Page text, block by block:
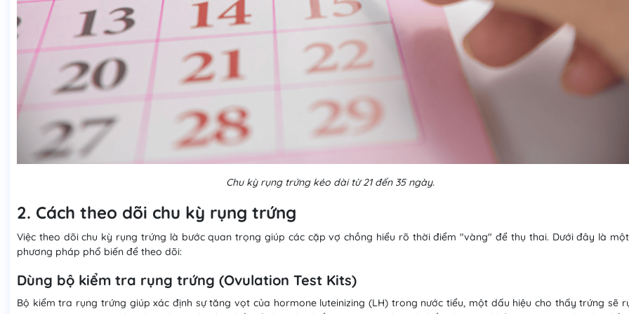
Chu kỳ rụng trứng kéo dài từ 21 đến 35 ngày.
2. Cách theo dõi chu kỳ rụng trứng
Việc theo dõi chu kỳ rụng trứng là bước quan trọng giúp các cặp vợ chồng hiểu rõ thời điểm "vàng" để thụ thai. Dưới đây là
phương pháp phổ biến để theo dõi:
Dùng bộ kiểm tra rụng trứng (Ovulation Test Kits)
Bộ kiểm tra rụng trứng giúp xác định sự tăng vọt của hormone luteinizing (LH) trong nước tiểu, một dấu hiệu cho thấy trứng sẽ